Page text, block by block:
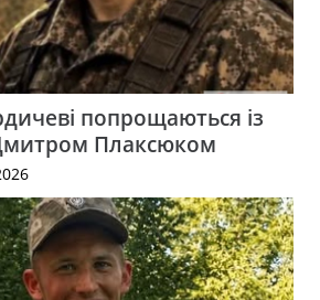
попрощаються із
Плаксюком